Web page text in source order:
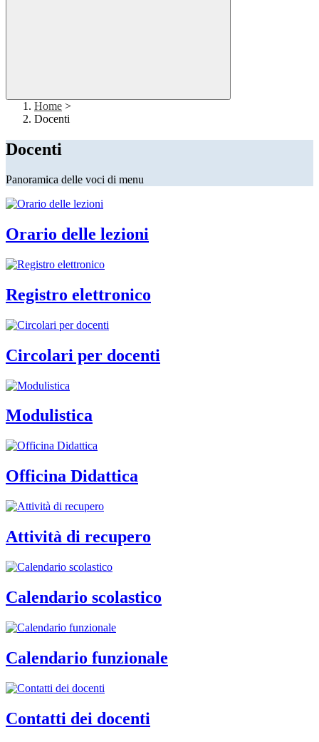
Home >
Docenti
Docenti
Panoramica delle voci di menu
Orario delle lezioni
Registro elettronico
Circolari per docenti
Modulistica
Officina Didattica
Attività di recupero
Calendario scolastico
Calendario funzionale
Contatti dei docenti